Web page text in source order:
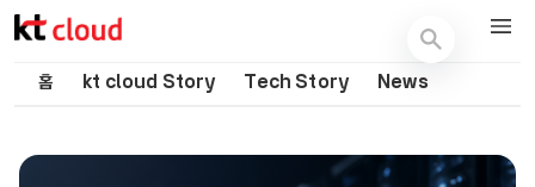
기술 블로그 (Tech) | kt cloud
홈 kt cloud Story Tech Story News